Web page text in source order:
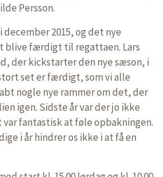
Persson.
2015, og det nye
blive færdigt til regattaen. Lars
der kickstarter den nye sæson, i
set er færdigt, som vi alle
nogle nye rammer om det, der
igen. Sidste år var der jo ikke
fantastisk at føle opbakningen.
i år hindrer os ikke i at få en